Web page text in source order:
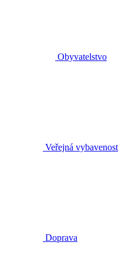
Obyvatelstvo
Veřejná vybavenost
Doprava